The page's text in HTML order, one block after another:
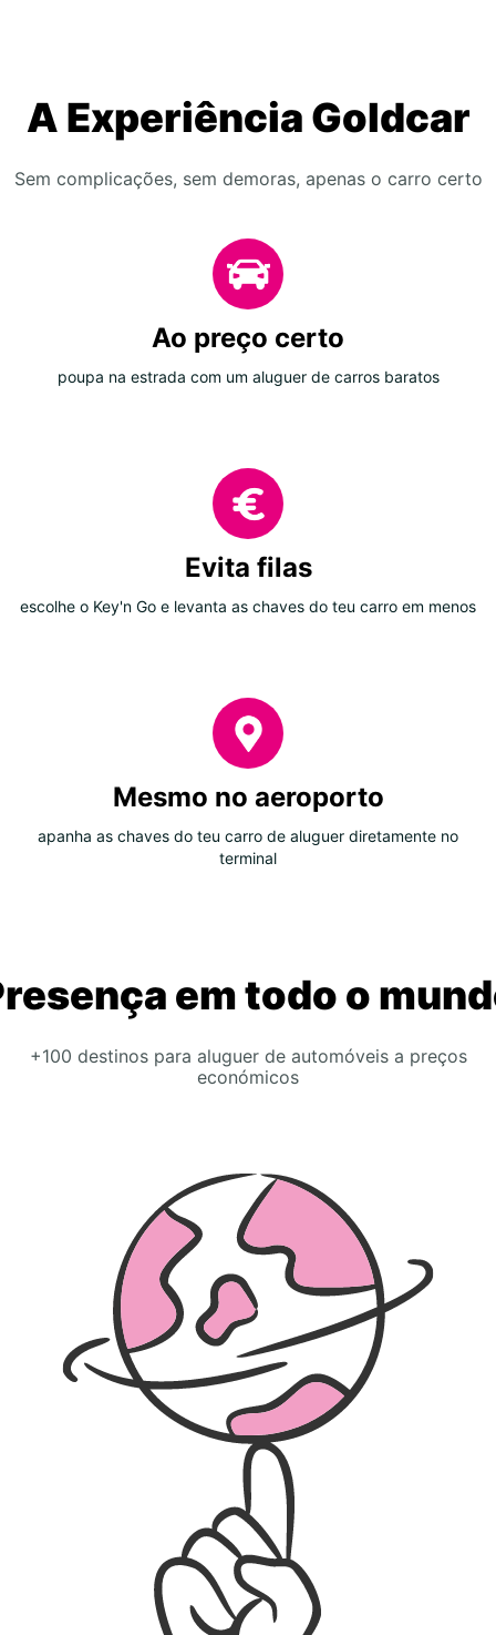
A Experiência Goldcar
Sem complicações, sem demoras, apenas o carro certo
Ao preço certo
poupa na estrada com um aluguer de carros baratos
Evita filas
escolhe o Key'n Go e levanta as chaves do teu carro em menos
Mesmo no aeroporto
apanha as chaves do teu carro de aluguer diretamente no
terminal
em todo o
+100 destinos para aluguer de automóveis a preços
económicos